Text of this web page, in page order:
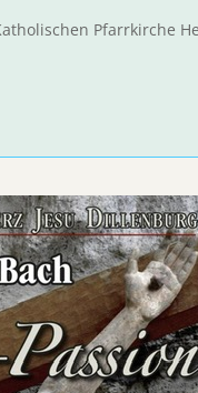
Pfarrkirche